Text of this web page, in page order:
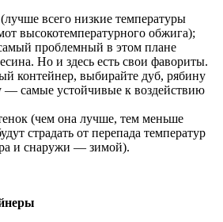
всего низкие температуры
высокотемпературного обжига);
проблемный в этом плане
Но и здесь есть свои фавориты.
контейнер, выбирайте дуб, рябину
— самые устойчивые к воздействию
(чем она лучше, тем меньше
страдать от перепада температур
и снаружи — зимой).